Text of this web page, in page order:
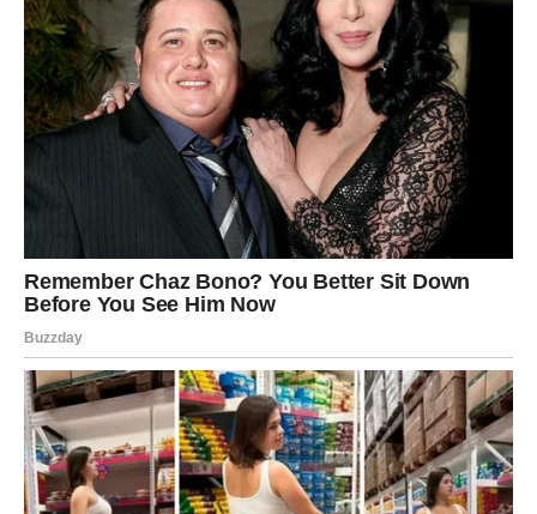
Pred vama su dani u kojima ćete dobiti informaciju koja
će vas iskreno usrećiti.
Može biti povezana sa poslom, finansijama, porodicom ili
privatnim planovima, ali će bez sumnje označiti početak
jednog mnogo ljepšeg životnog poglavlja.
Ta vijest donijeće vam novu energiju, još više
samopouzdanja i potvrditi da se sve odvija baš onako
kako treba.
Vrijeme je da vjerujete u ono što
dolazi
Zvijezde pokazuju da će naredni period biti ispunjen
pozitivnim promjenama.